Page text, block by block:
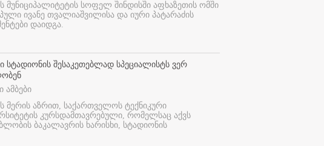
მუნიციპალიტეტის სოფელ შინდისში აფხაზეთის ომში
ივანე თვალიაშვილისა და იური პატარაძის
დაიდგა.
სტადიონის შესაკეთებლად სპეციალისტს ვერ
ამბები
მერის აზრით, საქართველოს ტექნიკური
კურსდამთავრებული, რომელსაც აქვს
ბაკალავრის ხარისხი, სტადიონის